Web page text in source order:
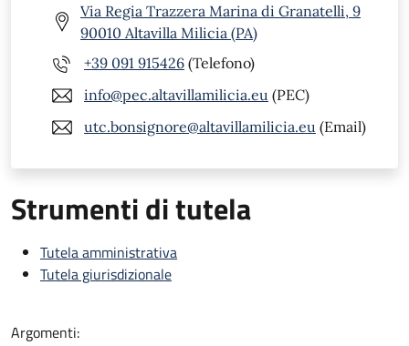
Via Regia Trazzera Marina di Granatelli, 9
90010 Altavilla Milicia (PA)
+39 091 915426 (Telefono)
info@pec.altavillamilicia.eu (PEC)
utc.bonsignore@altavillamilicia.eu (Email)
Strumenti di tutela
Tutela amministrativa
Tutela giurisdizionale
Argomenti: